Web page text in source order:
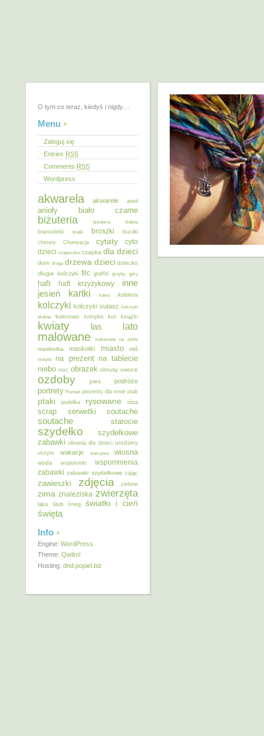
O tym co teraz, kiedyś i nigdy…
Menu
Zaloguj się
Entries RSS
Comments RSS
Wordpress
akwarela akwarele anioł
anioły biało czarne
biżuteria
biżuteria ślubna
bransoletki
bratki broszki buciki
chmury Chorwacja cytaty
cyto
dzieci czapeczka czapka dla dzieci
dom droga drzewa dzieci dziecko
długie kolczyki filc graffiti grzyby góry
haft haft krzyżykowy inne
jesień kartki kawa kobieta
kolczyki kolczyki sutasz kolczyki
ślubne
kolorowo komplet kot książki
kwiaty las lato
malowane malowane na szkle
maskotka maskotki miasto miś
motyle na prezent na tablecie
niebo noc obrazek obrusy owoce
ozdoby pies podróże
portrety Poznań prezenty dla mnie ptak
ptaki pudełka rysowane róża
scrap serwetki soutache
soutache starocie
szydełko
szydełkowe
zabawki ubrania dla dzieci urodziny
uszyte wakacje warzywa wiosna
woda wspominki
wspomnienia
zabawki zabawki szydełkowe zając
zawieszki zdjęcia zielone
zima znaleziska zwierzęta
łąka ślub śnieg światło i cień
święta
Info
Engine: WordPress
Theme: Qwilm!
Hosting: dnd.popiel.biz